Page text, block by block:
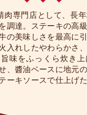
肉専門店として、長
調達。ステーキの高
の美味しさを最高に
入れしたやわらかさ
味をふっくら炊き
、醬油ベースに地元
ーキソースで仕上げ